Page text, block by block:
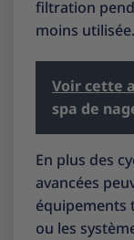
filtration
moins utilisée.
Voir cette
spa de
En plus des
avancées
équipements
ou les